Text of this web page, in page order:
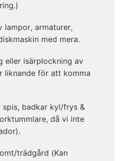
lampor, armaturer,
med mera.
eller isärplockning av
liknande för att komma
badkar kyl/frys &
då vi inte
trädgård (Kan